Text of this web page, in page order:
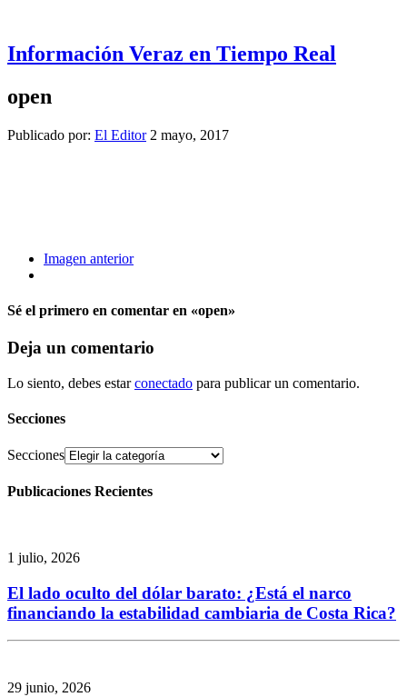
Información Veraz en Tiempo Real
open
Publicado por: El Editor 2 mayo, 2017
Imagen anterior
Sé el primero en comentar en «open»
Deja un comentario
Lo siento, debes estarconectado para publicar un comentario.
Secciones
Secciones
Publicaciones Recientes
1 julio, 2026
El lado oculto del dólar barato: ¿Está el narco
financiando la estabilidad cambiaria de Costa Rica?
29 junio, 2026